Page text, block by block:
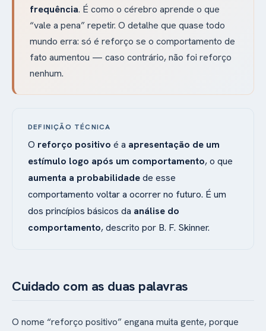
frequência. É como o cérebro aprende o que
“vale a pena” repetir. O detalhe que quase todo
mundo erra: só é reforço se o comportamento de
fato aumentou — caso contrário, não foi reforço
nenhum.
DEFINIÇÃO TÉCNICA
O reforço positivo é a apresentação de um
estímulo logo após um comportamento, o que
aumenta a probabilidadede esse
comportamento voltar a ocorrer no futuro. É um
dos princípios básicos da análise do
comportamento, descrito por B. F. Skinner.
Cuidado com as duas palavras
O nome “reforço positivo” engana muita gente, porque